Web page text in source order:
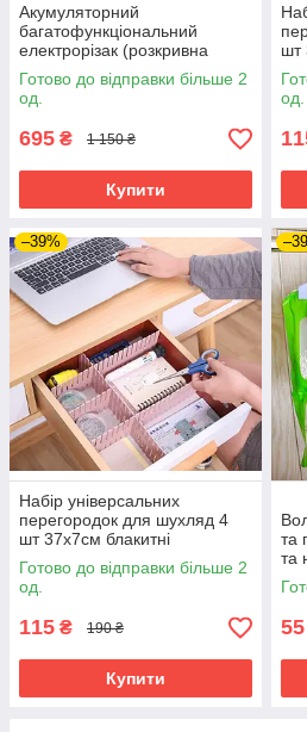
Акумуляторний
багатофункціональний
електрорізак (розкривна
машина) різак для тканини
килимину гофрокартону
пластику шкіри.Зелений
Готово до відправки більше 2
од.
695 ₴ 1 150 ₴
Купити
шт
од.
–39%
Набір універсальних
перегородок для шухляд 4
шт 37х7см блакитні
конструктор органайзер
Готово до відправки більше 2
од.
115 ₴ 190 ₴
Купити
та
та
55